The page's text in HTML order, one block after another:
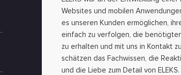
Websites und mobilen
es unseren Kunden ermöglichen,
einfach zu verfolgen, die
zu erhalten und mit uns in Kontakt
schätzen das Fachwissen, die
und die Liebe zum Detail von ELEKS.